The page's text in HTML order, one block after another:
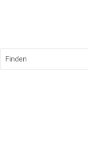
Finden